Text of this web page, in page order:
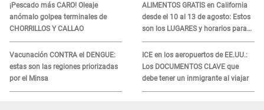
¡Pescado más CARO! Oleaje
anómalo golpea terminales de
CHORRILLOS Y CALLAO
Vacunación CONTRA el DENGUE:
estas son las regiones priorizadas
por el Minsa
ALIMENTOS GRATIS en California
desde el 10 al 13 de agosto: Estos
son los LUGARES y horarios para
recibir la ayuda
ICE en los aeropuertos de EE.UU.:
Los DOCUMENTOS CLAVE que
debe tener un inmigrante al viajar